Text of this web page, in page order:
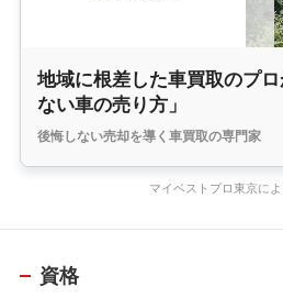
地域に根差した車買取のプ
ない車の売り方」
後悔しない売却を導く車買取の専門家
マイベストプロ東京に
資格